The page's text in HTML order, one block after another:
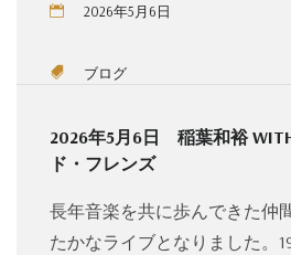
2026年5月6日
ブログ
2026年5月6日 稲葉和裕
ド・フレンズ
長年音楽を共に歩んできた仲
たかなライブとなりました。